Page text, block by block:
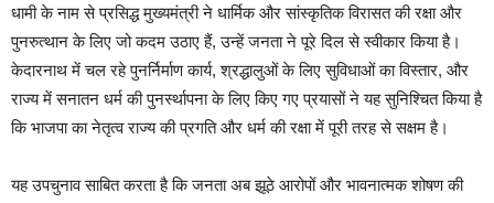
धामी के नाम से प्रसिद्ध मुख्यमंत्री ने धार्मिक और सांस्कृतिक विरासत की रक्षा और
पुनरुत्थान के लिए जो कदम उठाए हैं, उन्हें जनता ने पूरे दिल से स्वीकार किया है।
केदारनाथ में चल रहे पुनर्निर्माण कार्य, श्रद्धालुओं के लिए सुविधाओं का विस्तार, और
राज्य में सनातन धर्म की पुनर्स्थापना के लिए किए गए प्रयासों ने यह सुनिश्चित किया है
कि भाजपा का नेतृत्व राज्य की प्रगति और धर्म की रक्षा में पूरी तरह से सक्षम है।
यह उपचुनाव साबित करता है कि जनता अब झूठे आरोपों और भावनात्मक शोषण की